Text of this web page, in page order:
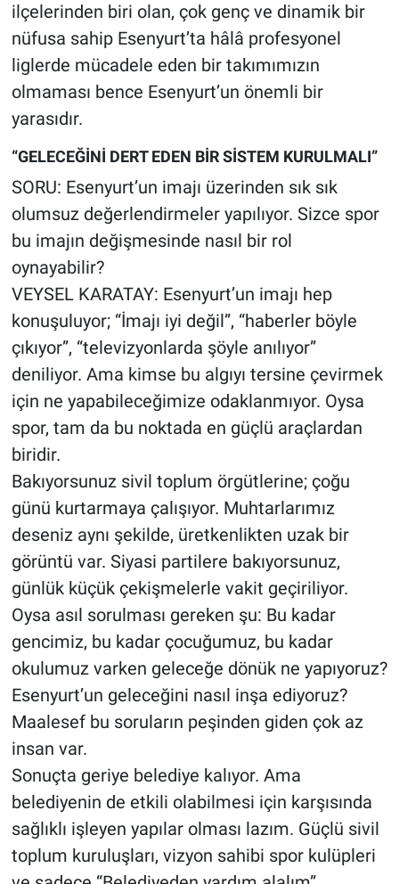
ilçelerinden biri olan, çok genç ve dinamik bir
nüfusa sahip Esenyurt’ta hâlâ profesyonel
liglerde mücadele eden bir takımımızın
olmaması bence Esenyurt’un önemli bir
yarasıdır.
“GELECEĞİNİ DERT EDEN BİR SİSTEM KURULMALI”
SORU: Esenyurt’un imajı üzerinden sık sık
olumsuz değerlendirmeler yapılıyor. Sizce spor
bu imajın değişmesinde nasıl bir rol
oynayabilir?
VEYSEL KARATAY: Esenyurt’un imajı hep
konuşuluyor; “İmajı iyi değil”, “haberler böyle
çıkıyor”, “televizyonlarda şöyle anılıyor”
deniliyor. Ama kimse bu algıyı tersine çevirmek
için ne yapabileceğimize odaklanmıyor. Oysa
spor, tam da bu noktada en güçlü araçlardan
biridir.
Bakıyorsunuz sivil toplum örgütlerine; çoğu
günü kurtarmaya çalışıyor. Muhtarlarımız
deseniz aynı şekilde, üretkenlikten uzak bir
görüntü var. Siyasi partilere bakıyorsunuz,
günlük küçük çekişmelerle vakit geçiriliyor.
Oysa asıl sorulması gereken şu: Bu kadar
gencimiz, bu kadar çocuğumuz, bu kadar
okulumuz varken geleceğe dönük ne yapıyoruz?
Esenyurt’un geleceğini nasıl inşa ediyoruz?
Maalesef bu soruların peşinden giden çok az
insan var.
Sonuçta geriye belediye kalıyor. Ama
belediyenin de etkili olabilmesi için karşısında
sağlıklı işleyen yapılar olması lazım. Güçlü sivil
toplum kuruluşları, vizyon sahibi spor kulüpleri